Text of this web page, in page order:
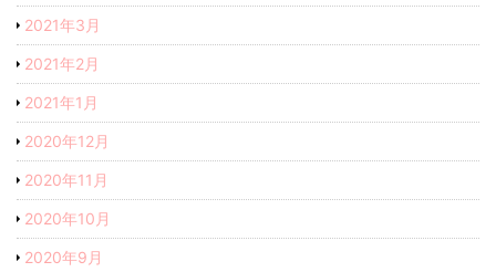
2021年3月
2021年2月
2021年1月
2020年12月
2020年11月
2020年10月
2020年9月